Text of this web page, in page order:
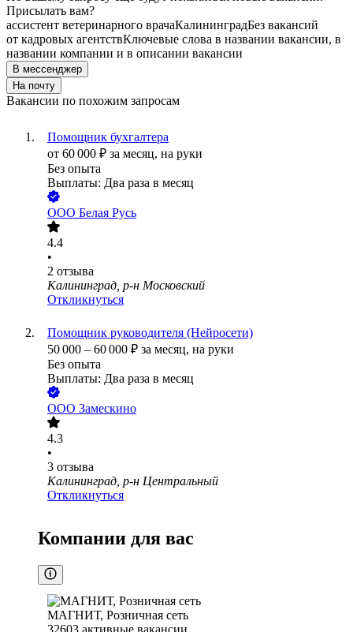
Присылать вам?
ассистент ветеринарного врачаКалининградБез вакансий
от кадровых агентствКлючевые слова в названии вакансии, в
названии компании и в описании вакансии
В мессенджер
На почту
Вакансии по похожим запросам
Помощник бухгалтера
от 60 000 ₽ за месяц, на руки
Без опыта
Выплаты: Два раза в месяц
ООО Белая Русь
4.4
•
2 отзыва
Калининград, р-н Московский
Откликнуться
Помощник руководителя (Нейросети)
50 000 – 60 000 ₽ за месяц, на руки
Без опыта
Выплаты: Два раза в месяц
ООО Замескино
4.3
•
3 отзыва
Калининград, р-н Центральный
Откликнуться
Компании для вас
МАГНИТ, Розничная сеть